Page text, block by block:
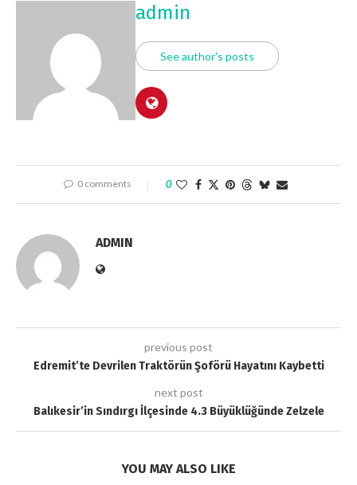
admin
See author's posts
0 comments 0
ADMIN
previous post
Edremit’te Devrilen Traktörün Şoförü Hayatını Kaybetti
next post
Balıkesir’in Sındırgı İlçesinde 4.3 Büyüklüğünde Zelzele
YOU MAY ALSO LIKE